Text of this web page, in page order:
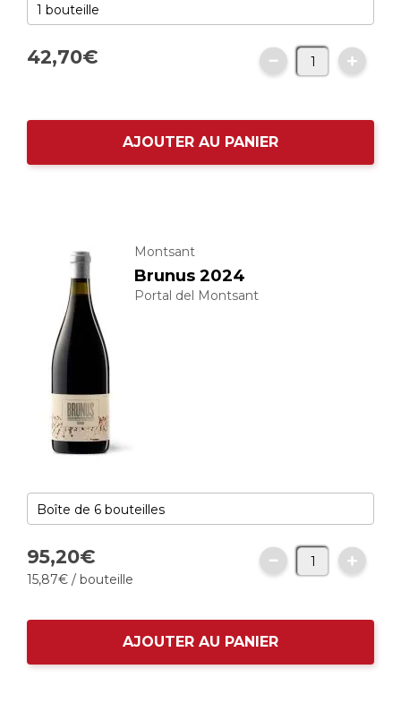
42,70€
AJOUTER AU PANIER
Montsant
Brunus 2024
Portal del Montsant
95,20€
15,87€ / bouteille
AJOUTER AU PANIER